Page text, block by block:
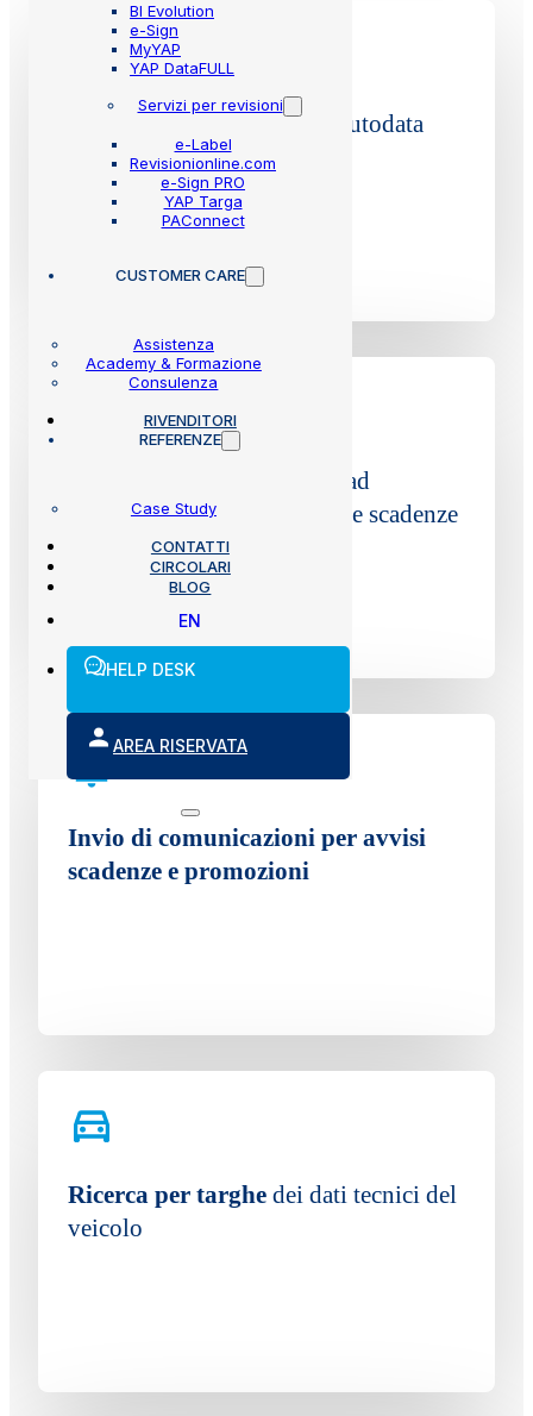
BI Evolution
e-Sign
MyYAP
YAP DataFULL
Servizi per revisioni
e-Label
Revisionionline.com
e-Sign PRO
YAP Targa
PAConnect
CUSTOMER CARE
Assistenza
Academy & Formazione
Consulenza
RIVENDITORI
REFERENZE
Case Study
CONTATTI
CIRCOLARI
BLOG
EN
HELP DESK
AREA RISERVATA
Accesso alle banche dat
i Autodata
autoveicoli e/o motoveicoli
relativi ad
anagrafiche, veicoli e relative scadenze
Invio di comunicazioni per avvisi
scadenze e promozioni
Ricerca per targhe dei dati tecnici del
veicolo